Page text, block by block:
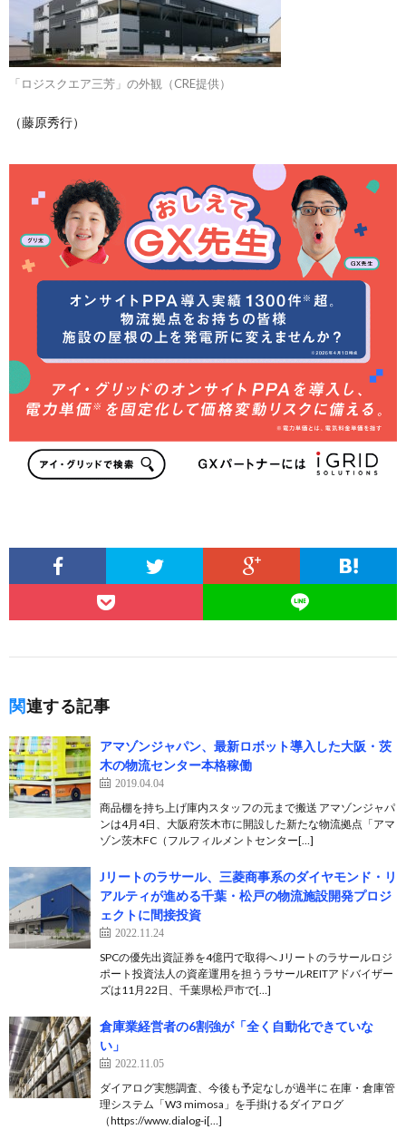
「ロジスクエア三芳」の外観（CRE提供）
（藤原秀行）
関連する記事
アマゾンジャパン、最新ロボット導入した大阪・茨
木の物流センター本格稼働
2019.04.04
商品棚を持ち上げ庫内スタッフの元まで搬送 アマゾンジャパ
ンは4月4日、大阪府茨木市に開設した新たな物流拠点「アマ
ゾン茨木FC（フルフィルメントセンター[…]
Jリートのラサール、三菱商事系のダイヤモンド・リ
アルティが進める千葉・松戸の物流施設開発プロジ
ェクトに間接投資
2022.11.24
SPCの優先出資証券を4億円で取得へ Jリートのラサールロジ
ポート投資法人の資産運用を担うラサールREITアドバイザー
ズは11月22日、千葉県松戸市で[…]
倉庫業経営者の6割強が「全く自動化できていな
い」
2022.11.05
ダイアログ実態調査、今後も予定なしが過半に 在庫・倉庫管
理システム「W3 mimosa」を手掛けるダイアログ
（https://www.dialog-i[…]